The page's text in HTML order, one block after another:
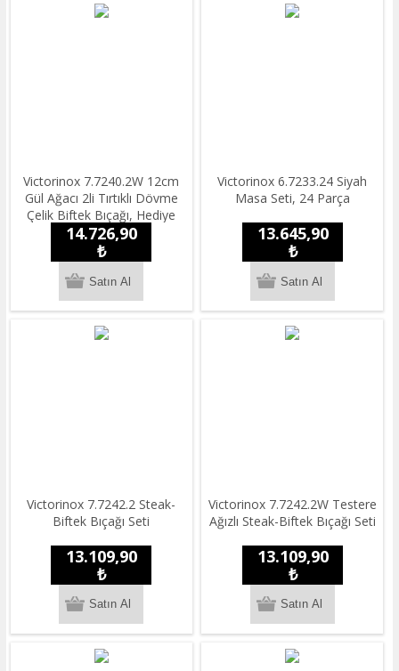
Victorinox 7.7240.2W 12cm
Gül Ağacı 2li Tırtıklı Dövme
Çelik Biftek Bıçağı, Hediye
Kutulu
14.726,90
₺
Victorinox 6.7233.24 Siyah
Masa Seti, 24 Parça
13.645,90
₺
Victorinox 7.7242.2 Steak-
Biftek Bıçağı Seti
13.109,90
₺
Victorinox 7.7242.2W Testere
Ağızlı Steak-Biftek Bıçağı Seti
13.109,90
₺